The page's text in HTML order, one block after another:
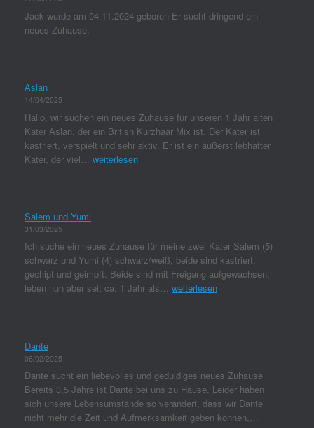
Jack wurde am 04.11.2024 geboren Er sucht dringend ein
neues Zuhause.
Aslan
14/04/2025
Hallo, wir suchen ein neues Zuhause für unseren 1 Jahr alten
Kater Aslan, der ein British Kurzhaar Mix ist. Der Kater ist
kastriert, verspielt und sehr aktiv. Er ist ein äußerst lebhafter
Kater, der viel… weiterlesen
Salem und Yumi
31/03/2025
Ich suche ein neues Zuhause für meine zwei Kater Salem (5)
schwarz und Yumi (4) schwarz/weiß, beide sind kastriert,
gechipt und geimpft. Beide sind mit Freigang aufgewachsen,
leben nun aber seit ca. 1 Jahr als… weiterlesen
Dante
06/02/2025
Dante sucht ein liebevolles und geduldiges neues Zuhause
Bereits 3,5 Jahre ist Dante bei uns zu Hause. Leider haben
sich unsere Lebensumstände so verändert, dass wir Dante
nicht mehr die Zeit und Aufmerksamkeit geben können,…